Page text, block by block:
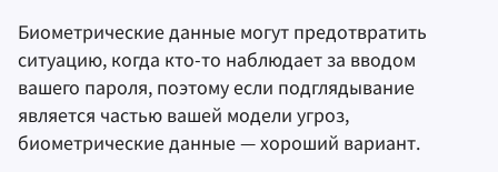
Биометрические данные могут предотвратить
ситуацию, когда кто-то наблюдает за вводом
вашего пароля, поэтому если подглядывание
является частью вашей модели угроз,
биометрические данные — хороший вариант.